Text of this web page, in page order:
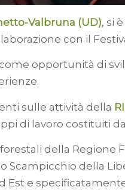
Valbruna (UD), si
con il
opportunità di
sulle attività della
di lavoro costituiti
della Regione
Scampicchio della
e specificatamente